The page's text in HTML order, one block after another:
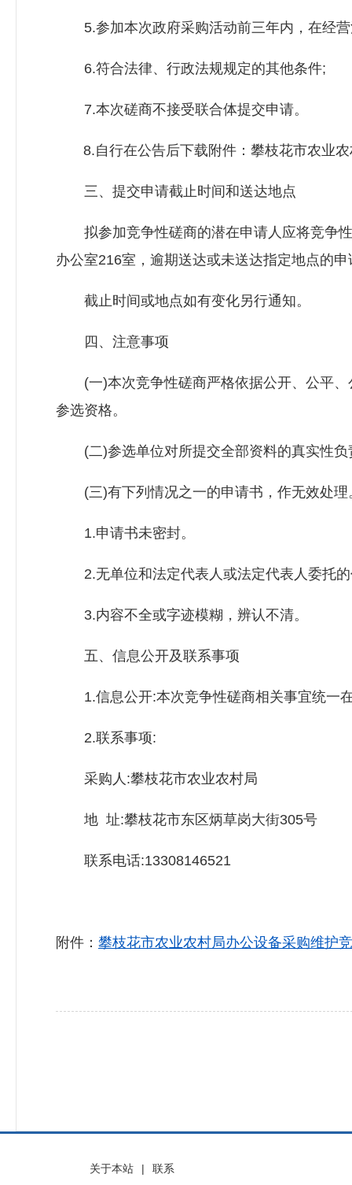
5.参加本次政府采购活动前三年内，在经营
6.符合法律、行政法规规定的其他条件;
7.本次磋商不接受联合体提交申请。
8.自行在公告后下载附件：攀枝花市农业农
三、提交申请截止时间和送达地点
拟参加竞争性磋商的潜在申请人应将竞争性
办公室216室，逾期送达或未送达指定地点的
截止时间或地点如有变化另行通知。
四、注意事项
(一)本次竞争性磋商严格依据公开、公平、
参选资格。
(二)参选单位对所提交全部资料的真实性负
(三)有下列情况之一的申请书，作无效处理
1.申请书未密封。
2.无单位和法定代表人或法定代表人委托的
3.内容不全或字迹模糊，辨认不清。
五、信息公开及联系事项
1.信息公开:本次竞争性磋商相关事宜统一在
2.联系事项:
采购人:攀枝花市农业农村局
地 址:攀枝花市东区炳草岗大街305号
联系电话:13308146521
附件： 攀枝花市农业农村局办公设备采购维护
关于本站 |
联系